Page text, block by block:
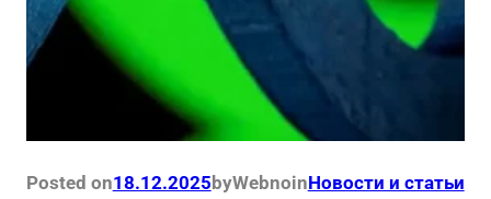
Posted on18.12.2025 byWebnoinНовости и статьи